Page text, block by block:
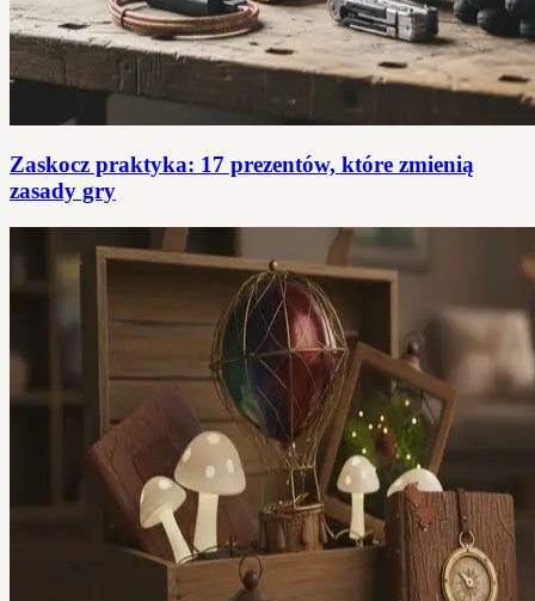
Zaskocz praktyka: 17 prezentów, które zmienią
zasady gry